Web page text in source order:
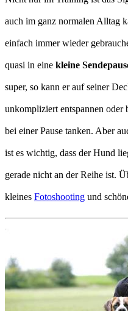
auch im ganz normalen Alltag
einfach immer wieder
quasi in eine kleine
super, so kann er auf seiner
unkompliziert entspannen
bei einer Pause tanken. Aber
ist es wichtig, dass der Hund
gerade nicht an der Reihe ist.
kleines Fotoshooting und